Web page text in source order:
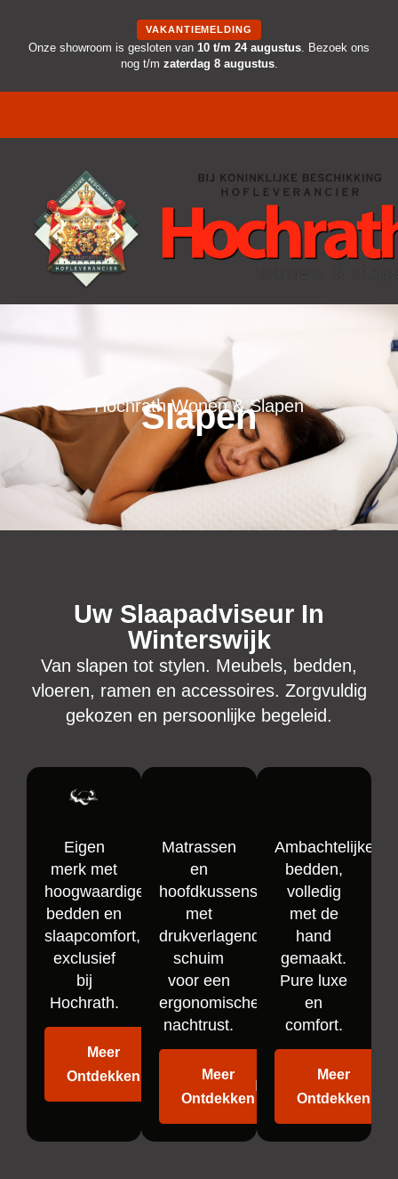
VAKANTIEMELDING
Onze showroom is gesloten van 10 t/m 24 augustus. Bezoek ons
nog t/m zaterdag 8 augustus.
Hochrath Wonen & Slapen
Slapen
Uw Slaapadviseur In
Winterswijk
Van slapen tot stylen. Meubels, bedden,
vloeren, ramen en accessoires. Zorgvuldig
gekozen en persoonlijke begeleid.
Eigen
merk met
hoogwaardige
bedden en
slaapcomfort,
exclusief
bij
Hochrath.
Meer
Ontdekken
Matrassen
en
hoofdkussens
met
drukverlagend
schuim
voor een
ergonomische
nachtrust.
Meer
Ontdekken
Ambachtelijke
bedden,
volledig
met de
hand
gemaakt.
Pure luxe
en
comfort.
Meer
Ontdekken